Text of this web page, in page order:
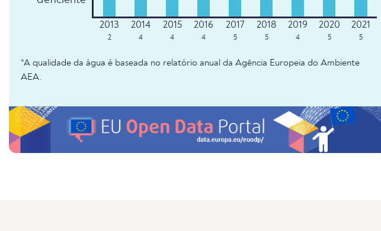
2 4 4 4 5 5 4 5 5
*A qualidade da água é baseada no relatório anual da Agência Europeia do Ambiente
AEA.